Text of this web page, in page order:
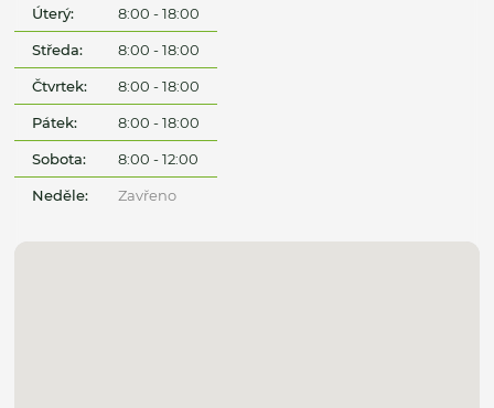
Úterý: 8:00 - 18:00
Středa: 8:00 - 18:00
Čtvrtek: 8:00 - 18:00
Pátek: 8:00 - 18:00
Sobota: 8:00 - 12:00
Neděle: Zavřeno